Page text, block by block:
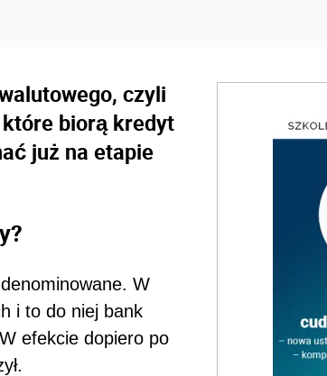
czyli
biorą kredyt
już na etapie
W
i to do niej bank
efekcie dopiero po